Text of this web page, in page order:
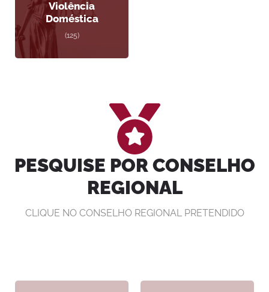
Violência
Doméstica
(125)
PESQUISE POR CONSELHO
REGIONAL
CLIQUE NO CONSELHO REGIONAL PRETENDIDO